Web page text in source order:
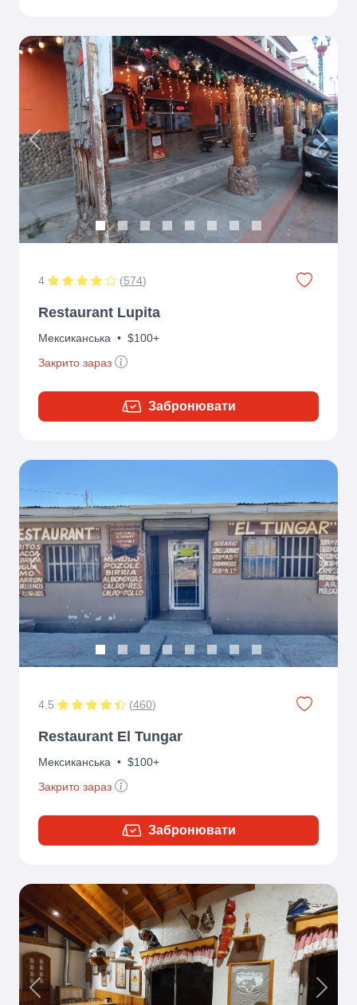
Previous Next
4 (574)
Restaurant Lupita
Мексиканська • $100+
Закрито зараз
Забронювати
Previous Next
4.5 (460)
Restaurant El Tungar
Мексиканська • $100+
Закрито зараз
Забронювати
Previous Next